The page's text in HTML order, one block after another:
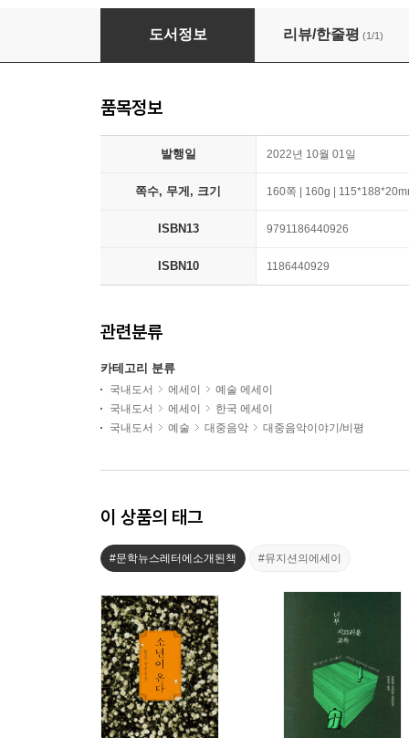
나는 노래하는 시와로 산다
도서정보 리뷰/한줄평 (1/1)
품목정보
발행일 2022년 10월 01일
쪽수, 무게, 크기 160쪽 | 160g |
ISBN13 9791186440926
ISBN10 1186440929
관련분류
카테고리 분류
국내도서 에세이
예술 에세이
국내도서
에세이
한국 에세이
국내도서
예술 대중음악 대중음악이야기/비평
이 상품의 태그
#문학뉴스레터에소개된책 #뮤지션의에세이